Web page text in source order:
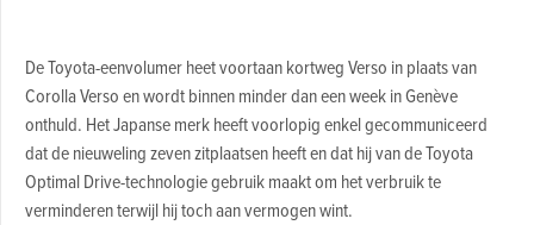
De Toyota-eenvolumer heet voortaan kortweg Verso in plaats van
Corolla Verso en wordt binnen minder dan een week in Genève
onthuld. Het Japanse merk heeft voorlopig enkel gecommuniceerd
dat de nieuweling zeven zitplaatsen heeft en dat hij van de Toyota
Optimal Drive-technologie gebruik maakt om het verbruik te
verminderen terwijl hij toch aan vermogen wint.